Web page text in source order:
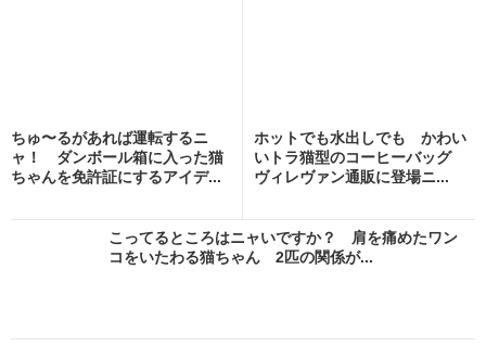
ちゅ〜るがあれば運転するニ
ャ！ ダンボール箱に入った猫
ちゃんを免許証にするアイデ...
ホットでも水出しでも かわい
いトラ猫型のコーヒーバッグ
ヴィレヴァン通販に登場ニ...
こってるところはニャいですか？ 肩を痛めたワン
コをいたわる猫ちゃん 2匹の関係が...